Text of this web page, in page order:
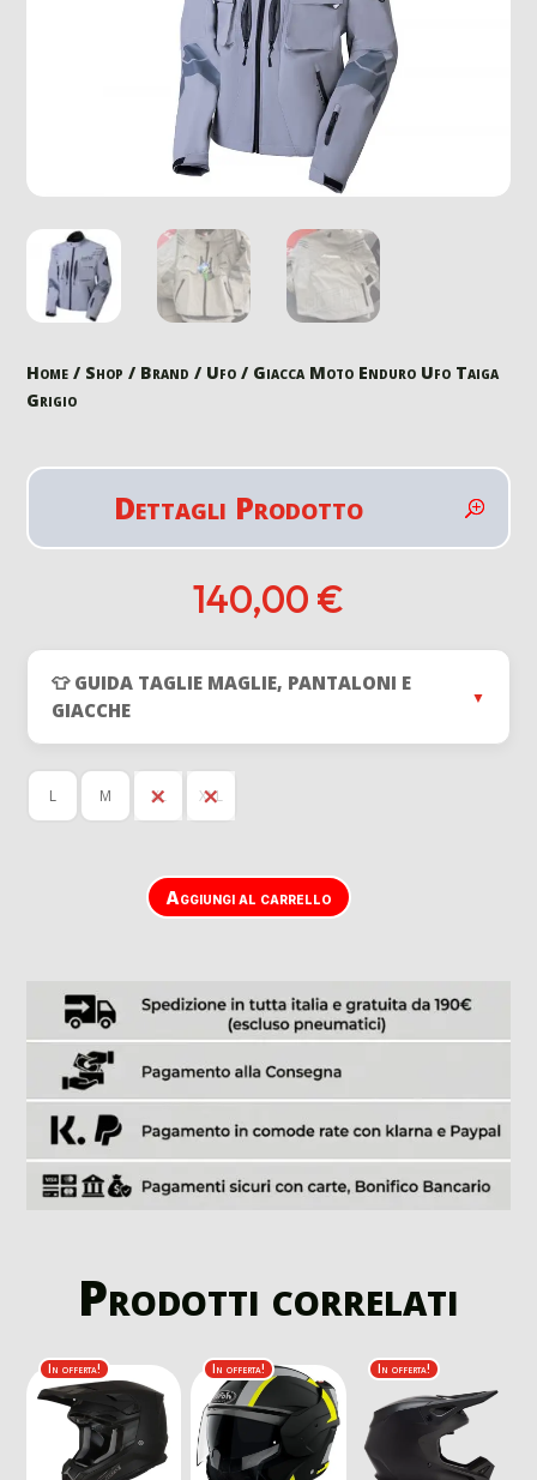
Home / Shop / Brand / Ufo / Giacca Moto Enduro Ufo Taiga
Grigio
Dettagli Prodotto
140,00 €
👕 GUIDA TAGLIE MAGLIE, PANTALONI E
GIACCHE
▼
L M XL XXL
Aggiungi al carrello
Prodotti correlati
In offerta! In offerta! In offerta!